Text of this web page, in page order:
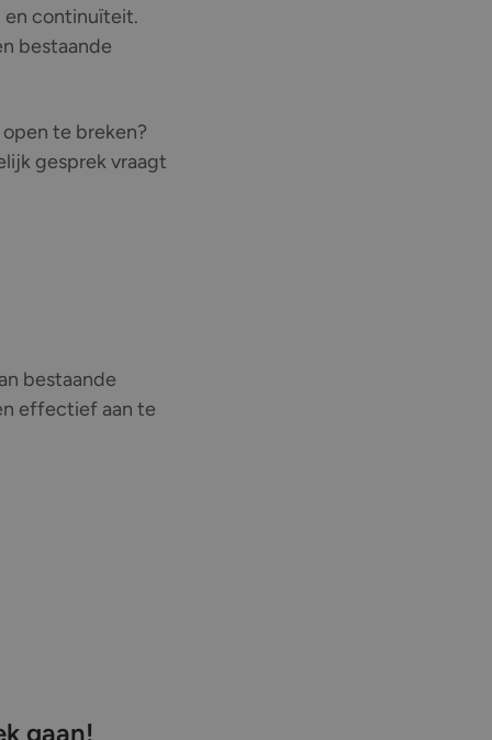
en continuïteit.
bestaande
te breken?
gesprek vraagt
bestaande
effectief aan te
gaan!